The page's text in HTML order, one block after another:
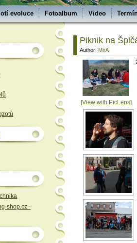
evoluce Fotoalbum Video
Piknik na
Author: MirA
[View with PicLens]